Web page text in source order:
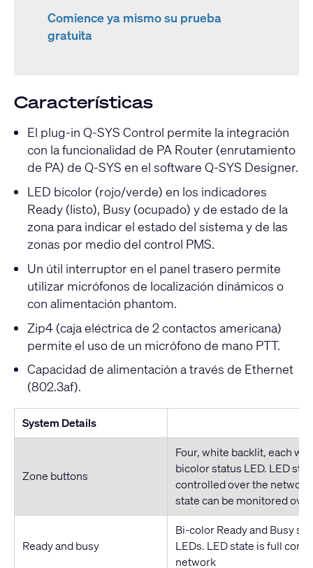
Comience ya mismo su prueba
gratuita
Características
El plug-in Q-SYS Control permite la integración
con la funcionalidad de PA Router (enrutamiento
de PA) de Q-SYS en el software Q-SYS Designer.
LED bicolor (rojo/verde) en los indicadores
Ready (listo), Busy (ocupado) y de estado de la
zona para indicar el estado del sistema y de las
zonas por medio del control PMS.
Un útil interruptor en el panel trasero permite
utilizar micrófonos de localización dinámicos o
con alimentación phantom.
Zip4 (caja eléctrica de 2 contactos americana)
permite el uso de un micrófono de mano PTT.
Capacidad de alimentación a través de Ethernet
(802.3af).
System Details
Zone buttons
Four, white backlit, each
bicolor status LED. LED
controlled over the
state can be monitored
Ready and busy
Bi-color Ready and Busy
LEDs. LED state is full
network